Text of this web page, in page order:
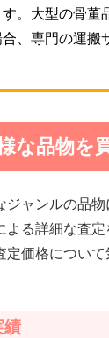
す。大型の骨董
、専門の運搬
な品物を
ジャンルの品
よる詳細な査
定価格につい
績